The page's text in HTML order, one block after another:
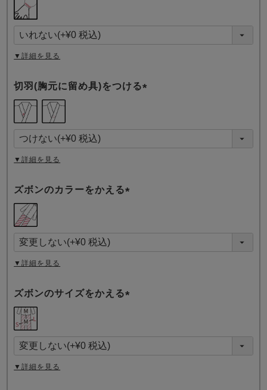
須
)
▼詳細を見る
切羽(胸元に留め具)をつける
須
)
▼詳細を見る
ズボンのカラーをかえる
須
)
▼詳細を見る
ズボンのサイズをかえる
須
)
▼詳細を見る